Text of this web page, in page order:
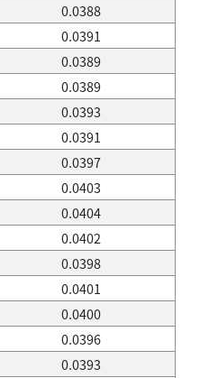
0.0388
0.0391
0.0389
0.0389
0.0393
0.0391
0.0397
0.0403
0.0404
0.0402
0.0398
0.0401
0.0400
0.0396
0.0393